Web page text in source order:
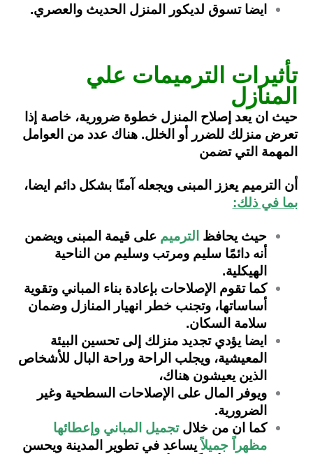
ايضا تسوق لديكور المنزل الحديث والعصري.
تأثيرات الترميمات علي
المنازل
حيث ان يعد إصلاح المنزل خطوة ضرورية، خاصة إذا
تعرض منزلك للضرر أو الخلل. هناك عدد من العوامل
المهمة التي تضمن
أن الترميم يعزز المبنى ويجعله آمنًا بشكل دائم ايضا،
بما في ذلك:
حيث يحافظ الترميم على قيمة المبنى ويضمن
أنه دائمًا سليم ومرتب وسليم من الناحية
الهيكلية.
كما تقوم الإصلاحات بإعادة بناء المباني وتقوية
أساساتها، وتجنب خطر انهيار المنازل وضمان
سلامة السكان.
ايضا يؤدي تجديد منزلك إلى تحسين البيئة
المعيشية، ويجلب الراحة وراحة البال للأشخاص
الذين يعيشون هناك،
ويوفر المال على الإصلاحات السطحية وغير
الضرورية.
كما ان من خلالتجميل المباني وإعطائها
مظهراً جميلاً يساعد في تطوير المدينة ويحسن